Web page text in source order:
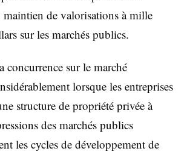
maintien de valorisations à mille
sur les marchés publics.
concurrence sur le marché
lorsque les entreprises
structure de propriété privée à
des marchés publics
les cycles de développement de